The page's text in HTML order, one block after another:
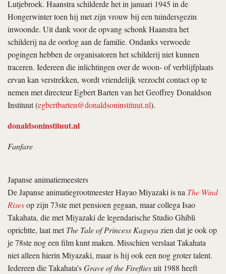
Lutjebroek. Haanstra schilderde het in januari 1945 in de
Hongerwinter toen hij met zijn vrouw bij een tuindersgezin
inwoonde. Uit dank voor de opvang schonk Haanstra het
schilderij na de oorlog aan de familie. Ondanks verwoede
pogingen hebben de organisatoren het schilderij niet kunnen
traceren. Iedereen die inlichtingen over de woon- of verblijfplaats
ervan kan verstrekken, wordt vriendelijk verzocht contact op te
nemen met directeur Egbert Barten van het Geoffrey Donaldson
Instituut (egbertbarten@donald­soninstituut.nl).
donaldsoninstituut.nl
Fanfare
Japanse animatiemeesters
De Japanse animatiegrootmeester Hayao Miyazaki is na The Wind
Risesop zijn 73ste met pensioen gegaan, maar collega Isao
Takahata, die met Miyazaki de legendarische Studio Ghibli
oprichtte, laat metThe Tale of Princess Kaguyazien dat je ook op
je 78ste nog een film kunt maken. Misschien verslaat Takahata
niet alleen hierin Miyazaki, maar is hij ook een nog groter talent.
Iedereen die Takahata’sGrave of the Fire­fliesuit 1988 heeft